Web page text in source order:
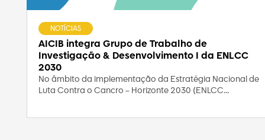
AICIB integra Grupo de Trabalho de
Investigação & Desenvolvimento I da ENLCC
2030
NOTÍCIAS
No âmbito da implementação da Estratégia Nacional de
Luta Contra o Cancro – Horizonte 2030 (ENLCC...